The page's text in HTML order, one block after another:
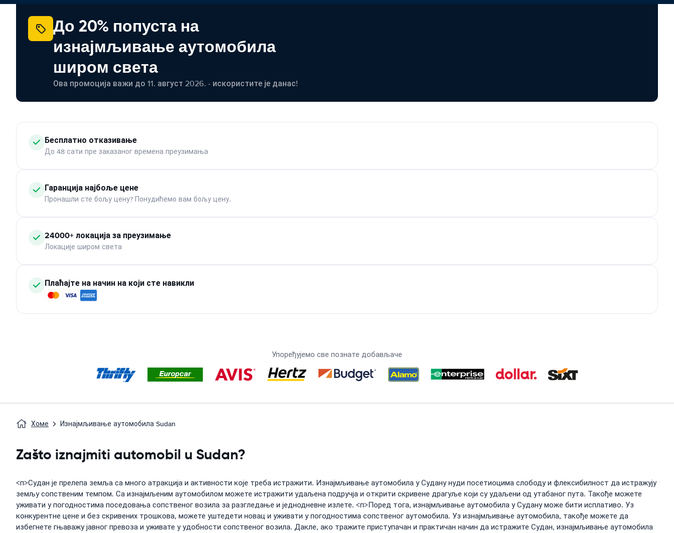
До 20% попуста на
изнајмљивање аутомобила
широм света
Ова промоција важи до 11. август 2026. - искористите је данас!
Бесплатно отказивање
До 48 сати пре заказаног времена преузимања
Гаранција најбоље цене
Пронашли сте бољу цену? Понудићемо вам бољу цену.
24000+ локација за преузимање
Локације широм света
Плаћајте на начин на који сте навикли
Упоређујемо све познате добављаче
Хоме Изнајмљивање аутомобила Sudan
Zašto iznajmiti automobil u Sudan?
<п>Судан је прелепа земља са много атракција и активности које треба истражити. Изнајмљивање аутомобила у Судану нуди посетиоцима слободу и флексибилност да истражују
земљу сопственим темпом. Са изнајмљеним аутомобилом можете истражити удаљена подручја и открити скривене драгуље који су удаљени од утабаног пута. Такође можете
уживати у погодностима поседовања сопственог возила за разгледање и једнодневне излете. <п>Поред тога, изнајмљивање аутомобила у Судану може бити исплативо. Уз
конкурентне цене и без скривених трошкова, можете уштедети новац и уживати у погодностима сопственог аутомобила. Уз изнајмљивање аутомобила, такође можете да
избегнете гњаважу јавног превоза и уживате у удобности сопственог возила. Дакле, ако тражите приступачан и практичан начин да истражите Судан, изнајмљивање аутомобила